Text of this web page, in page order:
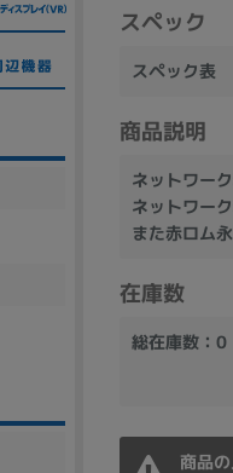
スペック
スペック表
商品説明
ネットワー
ネットワー
また赤ロム
在庫数
総在庫数：0
商品
Aランク Bラ